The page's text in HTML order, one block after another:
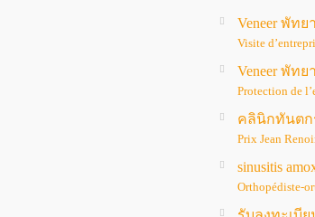
Veneer พัทยา
Visite
Veneer พัทยา
Protection de
คลินิกทันตก
Prix Jean
sinusitis
Orthopédiste-